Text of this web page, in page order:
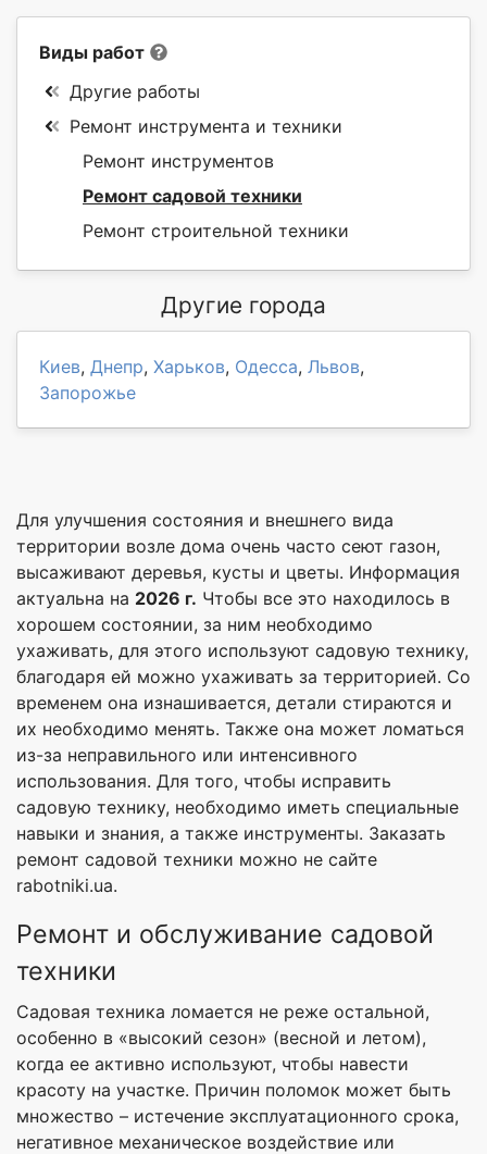
Виды работ
Другие работы
Ремонт инструмента и техники
Ремонт инструментов
Ремонт садовой техники
Ремонт строительной техники
Другие города
Киев, Днепр, Харьков, Одесса, Львов,
Запорожье
Для улучшения состояния и внешнего вида
территории возле дома очень часто сеют газон,
высаживают деревья, кусты и цветы. Информация
актуальна на 2026 г. Чтобы все это находилось в
хорошем состоянии, за ним необходимо
ухаживать, для этого используют садовую технику,
благодаря ей можно ухаживать за территорией. Со
временем она изнашивается, детали стираются и
их необходимо менять. Также она может ломаться
из-за неправильного или интенсивного
использования. Для того, чтобы исправить
садовую технику, необходимо иметь специальные
навыки и знания, а также инструменты. Заказать
ремонт садовой техники можно не сайте
rabotniki.ua.
Ремонт и обслуживание садовой
техники
Садовая техника ломается не реже остальной,
особенно в «высокий сезон» (весной и летом),
когда ее активно используют, чтобы навести
красоту на участке. Причин поломок может быть
множество – истечение эксплуатационного срока,
негативное механическое воздействие или